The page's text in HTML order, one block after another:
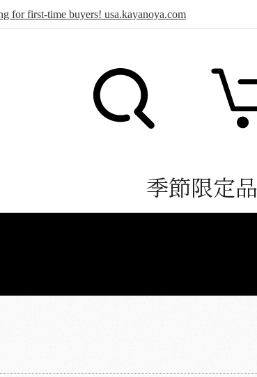
for first-time buyers! usa.kayanoya.com
季節限定品